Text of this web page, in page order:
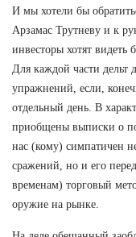
И мы хотели бы
Арзамас Трутневу и к
инвесторы хотят видеть
Для каждой части дельт
упражнений, если,
отдельный день. В
приобщены выписки о
нас (кому) симпатичен
сражений, но и его
временам) торговый
оружие на рынке.